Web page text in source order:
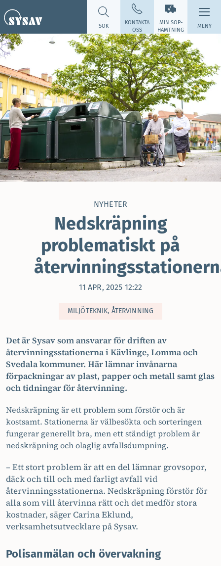
MIN SOP­
HÄMTNING
SÖK
KONTAKTA
OSS
MENY
NYHETER
Nedskräpning
problematiskt på
11 APR, 2025 12:22
MILJÖTEKNIK, ÅTERVINNING
Det är Sysav som ansvarar för driften av
återvinningsstationerna i Kävlinge, Lomma och
Svedala kommuner. Här lämnar invånarna
förpackningar av plast, papper och metall samt glas
och tidningar för återvinning.
Nedskräpning är ett problem som förstör och är
kostsamt. Stationerna är välbesökta och sorteringen
fungerar generellt bra, men ett ständigt problem är
nedskräpning och olaglig avfallsdumpning.
– Ett stort problem är att en del lämnar grovsopor,
däck och till och med farligt avfall vid
återvinningsstationerna. Nedskräpning förstör för
alla som vill återvinna rätt och det medför stora
kostnader, säger Carina Eklund,
verksamhetsutvecklare på Sysav.
Polisanmälan och övervakning